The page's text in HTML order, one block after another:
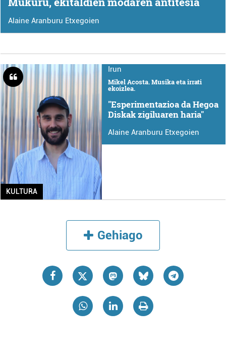
Alaine Aranburu Etxegoien
KULTURA
Irun
Mikel Acosta. Musika eta irrati
ekoizlea.
"Esperimentazioa da Hegoa
Diskak zigiluaren haria"
Alaine Aranburu Etxegoien
Gehiago